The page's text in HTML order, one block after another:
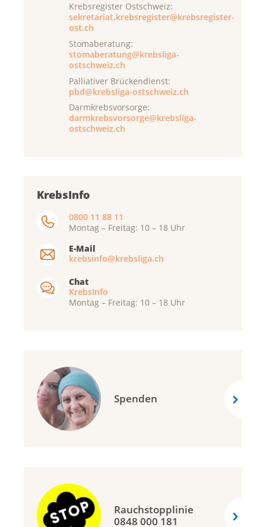
Krebsregister Ostschweiz:
sekretariat.krebsregister@krebsregister-
ost.ch
Stomaberatung:
stomaberatung@krebsliga-
ostschweiz.ch
Palliativer Brückendienst:
pbd@krebsliga-ostschweiz.ch
Darmkrebsvorsorge:
darmkrebsvorsorge@krebsliga-
ostschweiz.ch
KrebsInfo
0800 11 88 11
Montag – Freitag: 10 – 18 Uhr
E-Mail
krebsinfo@krebsliga.ch
Chat
KrebsInfo
Montag – Freitag: 10 – 18 Uhr
Spenden
Rauchstopplinie
0848 000 181